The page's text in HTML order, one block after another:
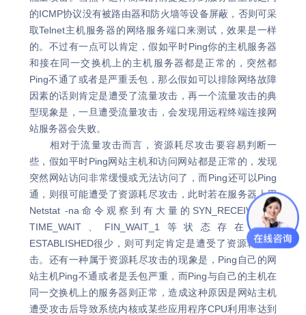
的ICMP协议没有被路由器和防火墙等设备屏蔽，否则可采
取Telnet主机服务器的网络服务端口来测试，效果是一样
的。不过有一点可以肯定，假如平时Ping你的主机服务器
和接在同一交换机上的主机服务器都是正常的，突然都
Ping不通了或者是严重丢包，那么假如可以排除网络故障
因素的话则肯定是遭受了流量攻击，再一个流量攻击的典
型现象是，一旦遭受流量攻击，会发现用远程终端连接网
站服务器会失败。
相对于流量攻击而言，资源耗尽攻击要容易判断一
些，假如平时Ping网站主机和访问网站都是正常的，发现
突然网站访问非常缓慢或无法访问了，而Ping还可以Ping
通，则很可能遭受了资源耗尽攻击，此时若在服务器上用
Netstat -na命令观察到有大量的SYN_RECEIVED、
TIME_WAIT、FIN_WAIT_1等状态存在，而
ESTABLISHED很少，则可判定肯定是遭受了资源耗尽攻
击。还有一种属于资源耗尽攻击的现象是，Ping自己的网
站主机Ping不通或者是丢包严重，而Ping与自己的主机在
同一交换机上的服务器则正常，造成这种原因是网站主机
遭受攻击后导致系统内核或某些应用程序CPU利用率达到